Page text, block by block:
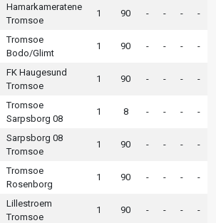
Hamarkameratene
Tromsoe
1 90 - - - -
Tromsoe
Bodo/Glimt
1 90 - - - -
FK Haugesund
Tromsoe
1 90 - - - -
Tromsoe
Sarpsborg 08
1 8 - - - -
Sarpsborg 08
Tromsoe
1 90 - - - -
Tromsoe
Rosenborg
1 90 - - - -
Lillestroem
Tromsoe
1 90 - - - -